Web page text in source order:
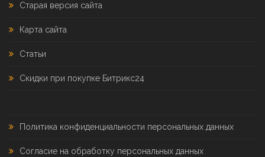
Старая версия сайта
Карта сайта
Статьи
Скидки при покупке Битрикс24
Политика конфиденциальности персональных данных
Согласие на обработку персональных данных